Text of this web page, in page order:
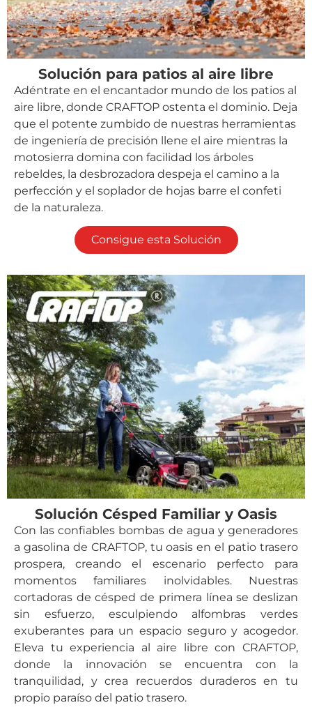
Solución para patios al aire libre
Adéntrate en el encantador mundo de los patios al
aire libre, donde CRAFTOP ostenta el dominio. Deja
que el potente zumbido de nuestras herramientas
de ingeniería de precisión llene el aire mientras la
motosierra domina con facilidad los árboles
rebeldes, la desbrozadora despeja el camino a la
perfección y el soplador de hojas barre el confeti
de la naturaleza.
Consigue esta Solución
Solución Césped Familiar y Oasis
Con las confiables bombas de agua y generadores
a gasolina de CRAFTOP, tu oasis en el patio trasero
prospera, creando el escenario perfecto para
momentos familiares inolvidables. Nuestras
cortadoras de césped de primera línea se deslizan
sin esfuerzo, esculpiendo alfombras verdes
exuberantes para un espacio seguro y acogedor.
Eleva tu experiencia al aire libre con CRAFTOP,
donde la innovación se encuentra con la
tranquilidad, y crea recuerdos duraderos en tu
propio paraíso del patio trasero.